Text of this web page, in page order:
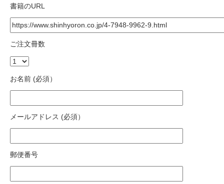
書籍のURL
ご注文冊数
お名前 (必須）
メールアドレス (必須）
郵便番号